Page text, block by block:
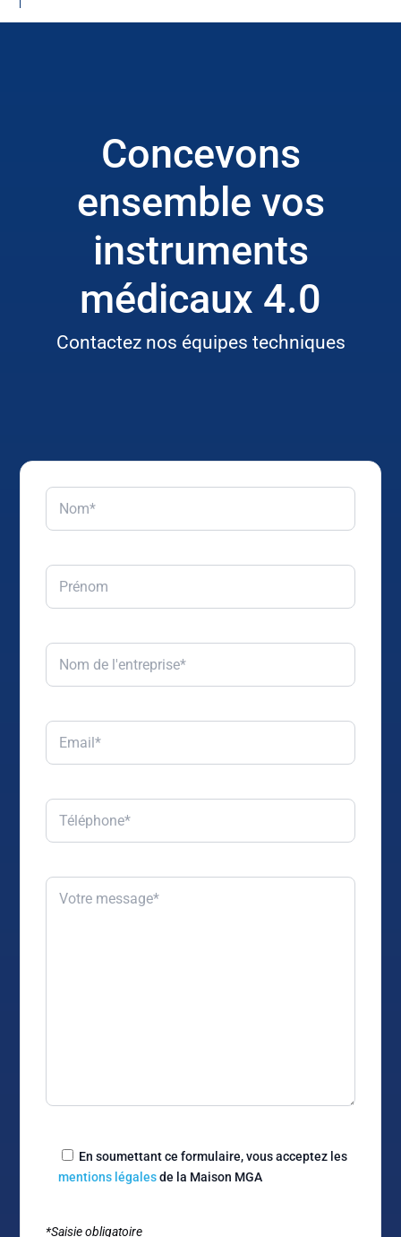
Concevons
ensemble vos
instruments
médicaux 4.0
Contactez nos équipes techniques
En soumettant ce formulaire, vous acceptez les
mentions légalesde la Maison MGA
*Saisie obligatoire